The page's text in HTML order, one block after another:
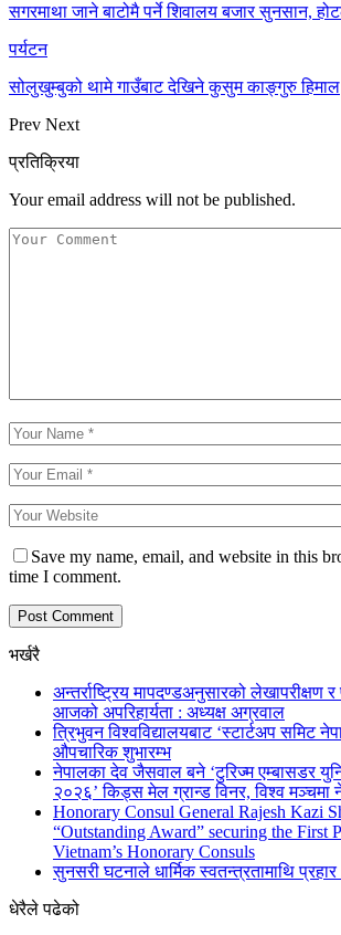
सगरमाथा जाने बाटोमै पर्ने शिवालय बजार सुनसान,
पर्यटन
सोलुखुम्बुको थामे गाउँबाट देखिने कुसुम काङ्गुरु हिमाल
Prev Next
प्रतिक्रिया
Your email address will not be published.
Save my name, email, and website in this
time I comment.
भर्खरै
अन्तर्राष्ट्रिय मापदण्डअनुसारको लेखापरीक्षण
आजको अपरिहार्यता : अध्यक्ष अग्रवाल
त्रिभुवन विश्वविद्यालयबाट ‘स्टार्टअप समिट
औपचारिक शुभारम्भ
नेपालका देव जैसवाल बने ‘टुरिज्म एम्बासडर
२०२६’ किड्स मेल ग्रान्ड विनर, विश्व मञ्चमा
Honorary Consul General Rajesh Kazi
“Outstanding Award” securing the First
Vietnam’s Honorary Consuls
सुनसरी घटनाले धार्मिक स्वतन्त्रतामाथि प्रहार
धेरैले पढेको